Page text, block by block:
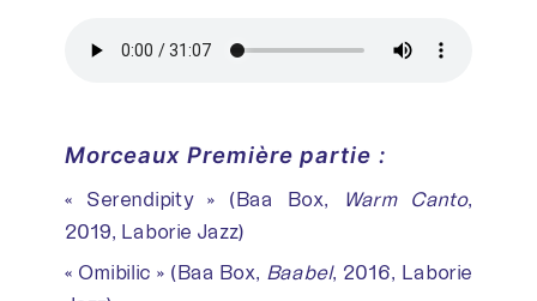
Morceaux Première partie :
« Serendipity » (Baa Box, Warm Canto,
2019, Laborie Jazz)
« Omibilic » (Baa Box, Baabel, 2016, Laborie